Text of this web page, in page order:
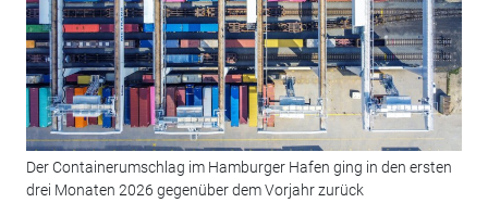
Der Containerumschlag im Hamburger Hafen ging in den ersten
drei Monaten 2026 gegenüber dem Vorjahr zurück